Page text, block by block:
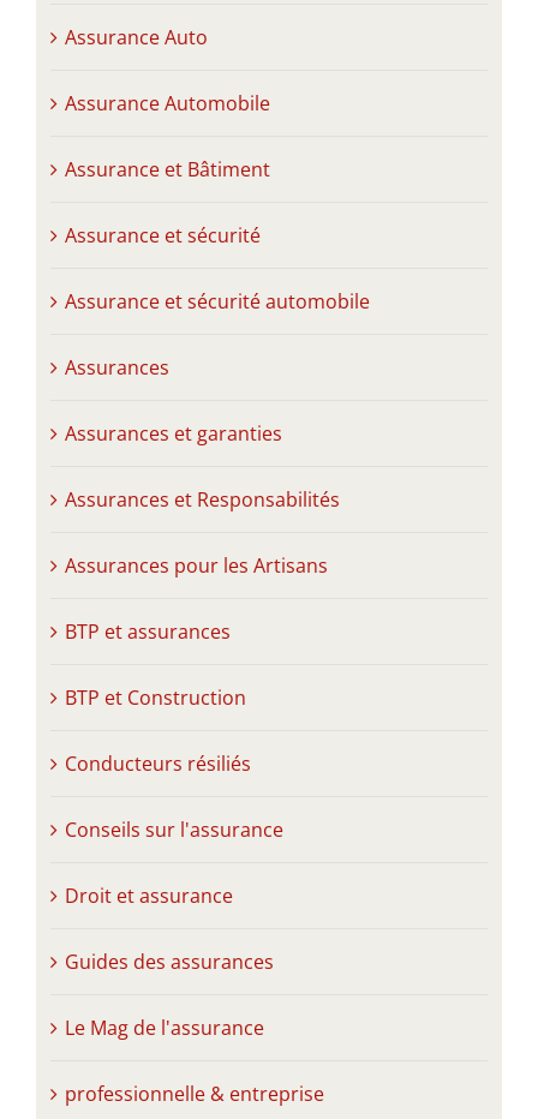
Assurance Auto
Assurance Automobile
Assurance et Bâtiment
Assurance et sécurité
Assurance et sécurité automobile
Assurances
Assurances et garanties
Assurances et Responsabilités
Assurances pour les Artisans
BTP et assurances
BTP et Construction
Conducteurs résiliés
Conseils sur l'assurance
Droit et assurance
Guides des assurances
Le Mag de l'assurance
professionnelle & entreprise